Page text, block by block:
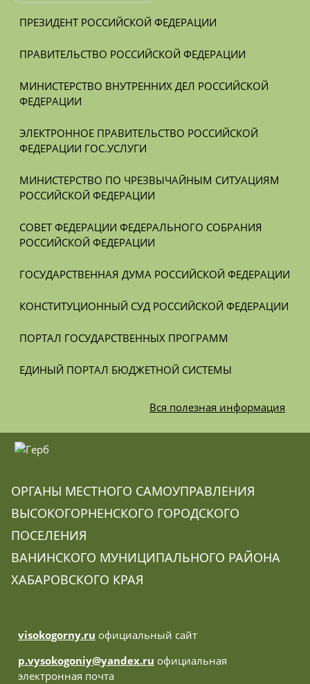
ПРЕЗИДЕНТ РОССИЙСКОЙ ФЕДЕРАЦИИ
ПРАВИТЕЛЬСТВО РОССИЙСКОЙ ФЕДЕРАЦИИ
МИНИСТЕРСТВО ВНУТРЕННИХ ДЕЛ РОССИЙСКОЙ
ФЕДЕРАЦИИ
ЭЛЕКТРОННОЕ ПРАВИТЕЛЬСТВО РОССИЙСКОЙ
ФЕДЕРАЦИИ ГОС.УСЛУГИ
МИНИСТЕРСТВО ПО ЧРЕЗВЫЧАЙНЫМ СИТУАЦИЯМ
РОССИЙСКОЙ ФЕДЕРАЦИИ
СОВЕТ ФЕДЕРАЦИИ ФЕДЕРАЛЬНОГО СОБРАНИЯ
РОССИЙСКОЙ ФЕДЕРАЦИИ
ГОСУДАРСТВЕННАЯ ДУМА РОССИЙСКОЙ ФЕДЕРАЦИИ
КОНСТИТУЦИОННЫЙ СУД РОССИЙСКОЙ ФЕДЕРАЦИИ
ПОРТАЛ ГОСУДАРСТВЕННЫХ ПРОГРАММ
ЕДИНЫЙ ПОРТАЛ БЮДЖЕТНОЙ СИСТЕМЫ
Вся полезная информация
ОРГАНЫ МЕСТНОГО САМОУПРАВЛЕНИЯ
ВЫСОКОГОРНЕНСКОГО ГОРОДСКОГО
ПОСЕЛЕНИЯ
ВАНИНСКОГО МУНИЦИПАЛЬНОГО РАЙОНА
ХАБАРОВСКОГО КРАЯ
visokogorny.ru официальный сайт
p.vysokogoniy@yandex.ru официальная
электронная почта